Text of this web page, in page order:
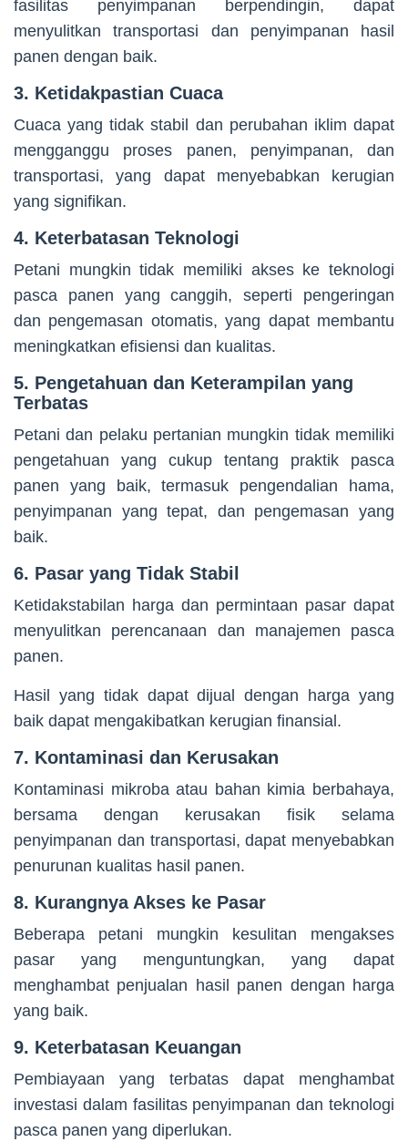
fasilitas penyimpanan berpendingin, dapat
menyulitkan transportasi dan penyimpanan hasil
panen dengan baik.
3. Ketidakpastian Cuaca
Cuaca yang tidak stabil dan perubahan iklim dapat
mengganggu proses panen, penyimpanan, dan
transportasi, yang dapat menyebabkan kerugian
yang signifikan.
4. Keterbatasan Teknologi
Petani mungkin tidak memiliki akses ke teknologi
pasca panen yang canggih, seperti pengeringan
dan pengemasan otomatis, yang dapat membantu
meningkatkan efisiensi dan kualitas.
5. Pengetahuan dan Keterampilan yang
Terbatas
Petani dan pelaku pertanian mungkin tidak memiliki
pengetahuan yang cukup tentang praktik pasca
panen yang baik, termasuk pengendalian hama,
penyimpanan yang tepat, dan pengemasan yang
baik.
6. Pasar yang Tidak Stabil
Ketidakstabilan harga dan permintaan pasar dapat
menyulitkan perencanaan dan manajemen pasca
panen.
Hasil yang tidak dapat dijual dengan harga yang
baik dapat mengakibatkan kerugian finansial.
7. Kontaminasi dan Kerusakan
Kontaminasi mikroba atau bahan kimia berbahaya,
bersama dengan kerusakan fisik selama
penyimpanan dan transportasi, dapat menyebabkan
penurunan kualitas hasil panen.
8. Kurangnya Akses ke Pasar
Beberapa petani mungkin kesulitan mengakses
pasar yang menguntungkan, yang dapat
menghambat penjualan hasil panen dengan harga
yang baik.
9. Keterbatasan Keuangan
Pembiayaan yang terbatas dapat menghambat
investasi dalam fasilitas penyimpanan dan teknologi
pasca panen yang diperlukan.